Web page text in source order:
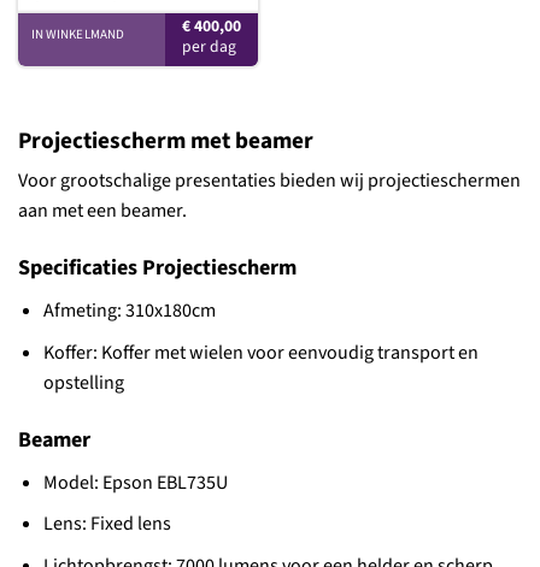
€400,00
IN WINKELMAND
Projectiescherm met beamer
Voor grootschalige presentaties bieden wij projectieschermen
aan met een beamer.
Specificaties Projectiescherm
Afmeting: 310x180cm
Koffer: Koffer met wielen voor eenvoudig transport en
opstelling
Beamer
Model: Epson EBL735U
Lens: Fixed lens